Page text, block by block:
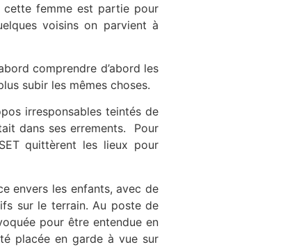
cette femme est partie pour
voisins on parvient à
comprendre d’abord les
subir les mêmes choses.
irresponsables teintés de
dans ses errements. Pour
quittèrent les lieux pour
envers les enfants, avec de
sur le terrain. Au poste de
pour être entendue en
placée en garde à vue sur